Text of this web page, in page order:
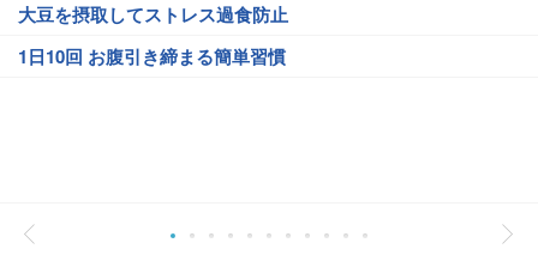
大豆を摂取してストレス過食防止
1日10回 お腹引き締まる簡単習慣